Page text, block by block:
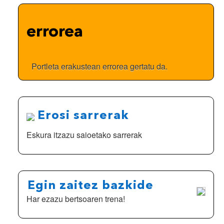
Mikel
Nafarroako
Txapelketako
laurdenetarako
sailkatu
errorea
Portleta erakustean errorea gertatu da.
Erosi sarrerak
Eskura itzazu saioetako sarrerak
Egin zaitez bazkide
Har ezazu bertsoaren trena!